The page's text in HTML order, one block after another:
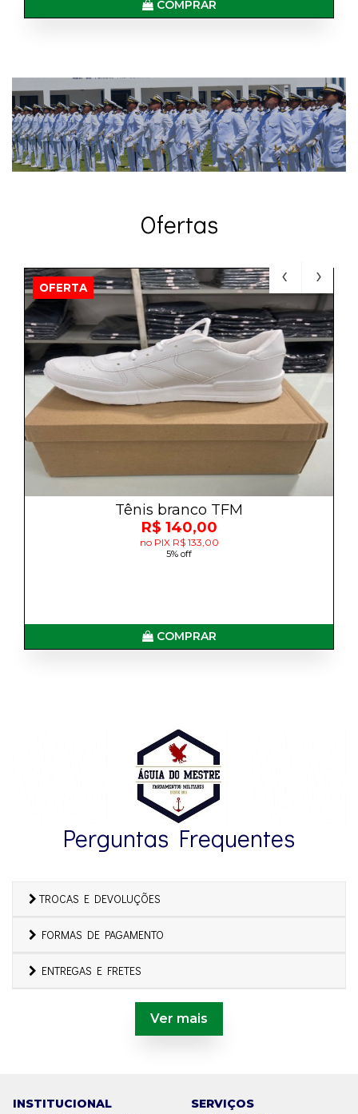
COMPRAR
Ofertas
OFERTA
Tênis branco TFM
R$ 140,00
no PIX R$ 133,00
5% off
COMPRAR
Perguntas Frequentes
TROCAS E DEVOLUÇÕES
FORMAS DE PAGAMENTO
ENTREGAS E FRETES
Ver mais
INSTITUCIONAL
SERVIÇOS